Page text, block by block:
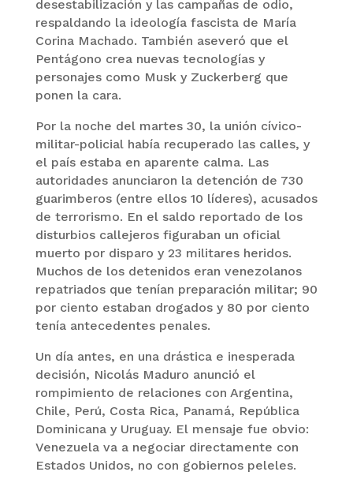
desestabilización y las campañas de odio,
respaldando la ideología fascista de María
Corina Machado. También aseveró que el
Pentágono crea nuevas tecnologías y
personajes como Musk y Zuckerberg que
ponen la cara.
Por la noche del martes 30, la unión cívico-
militar-policial había recuperado las calles, y
el país estaba en aparente calma. Las
autoridades anunciaron la detención de 730
guarimberos (entre ellos 10 líderes), acusados
de terrorismo. En el saldo reportado de los
disturbios callejeros figuraban un oficial
muerto por disparo y 23 militares heridos.
Muchos de los detenidos eran venezolanos
repatriados que tenían preparación militar; 90
por ciento estaban drogados y 80 por ciento
tenía antecedentes penales.
Un día antes, en una drástica e inesperada
decisión, Nicolás Maduro anunció el
rompimiento de relaciones con Argentina,
Chile, Perú, Costa Rica, Panamá, República
Dominicana y Uruguay. El mensaje fue obvio:
Venezuela va a negociar directamente con
Estados Unidos, no con gobiernos peleles.